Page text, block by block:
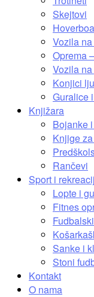
Skejtovi
Vozila
Oprema
Vozila
Konjici
Guralice
Knjižara
Bojanke
Knjige
Rančevi
Sport i
Lopte i
Fitnes
Sanke i
Stoni
Kontakt
O nama